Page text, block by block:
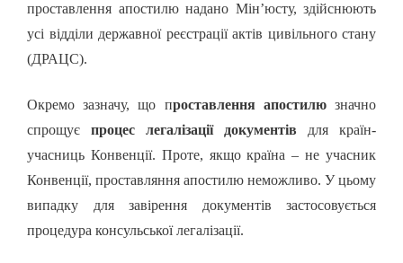
проставлення апостилю надано Мін’юсту, здійснюють
усі відділи державної реєстрації актів цивільного стану
(ДРАЦС).
Окремо зазначу, що проставлення апостилюзначно
спрощує процес легалізації документів для країн-
учасниць Конвенції. Проте, якщо країна – не учасник
Конвенції, проставляння апостилю неможливо. У цьому
випадку для завірення документів застосовується
процедура консульської легалізації.